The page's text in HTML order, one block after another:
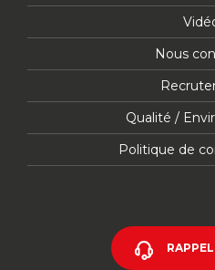
Nous
Qualité /
Politique de